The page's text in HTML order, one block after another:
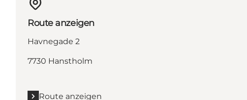
Route anzeigen
Havnegade 2
7730 Hanstholm
Route anzeigen